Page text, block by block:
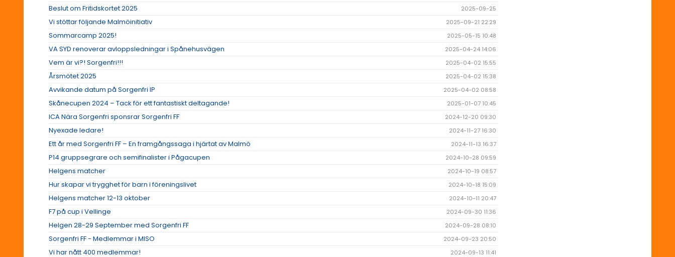
Beslut om Fritidskortet 2025 2025-09-25
Vi stöttar följande Malmöinitiativ 2025-09-21 22:29
Sommarcamp 2025! 2025-05-15 10:48
VA SYD renoverar avloppsledningar i Spånehusvägen 2025-04-24 14:06
Vem är vi?! Sorgenfri!!! 2025-04-02 15:55
Årsmötet 2025 2025-04-02 15:38
Avvikande datum på Sorgenfri IP 2025-04-02 08:58
Skånecupen 2024 – Tack för ett fantastiskt deltagande! 2025-01-07 10:45
ICA Nära Sorgenfri sponsrar Sorgenfri FF 2024-12-20 09:30
Nyexade ledare! 2024-11-27 16:30
Ett år med Sorgenfri FF – En framgångssaga i hjärtat av Malmö 2024-11-13 16:37
P14 gruppsegrare och semifinalister i Pågacupen 2024-10-28 09:59
Helgens matcher 2024-10-19 08:57
Hur skapar vi trygghet för barn i föreningslivet 2024-10-18 15:09
Helgens matcher 12-13 oktober 2024-10-11 20:47
F7 på cup i Vellinge 2024-09-30 11:36
Helgen 28-29 September med Sorgenfri FF 2024-09-28 08:10
Sorgenfri FF - Medlemmar i MISO 2024-09-23 20:50
Vi har nått 400 medlemmar! 2024-09-13 11:41